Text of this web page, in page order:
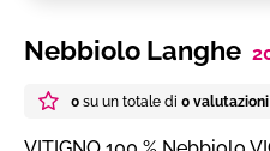
Nebbiolo Langhe
0 su un totale di 0 valutazioni